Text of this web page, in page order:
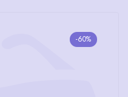
-60%